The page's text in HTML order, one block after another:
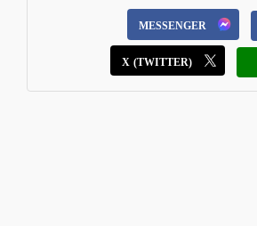
MESSENGER
X (TWITTER)